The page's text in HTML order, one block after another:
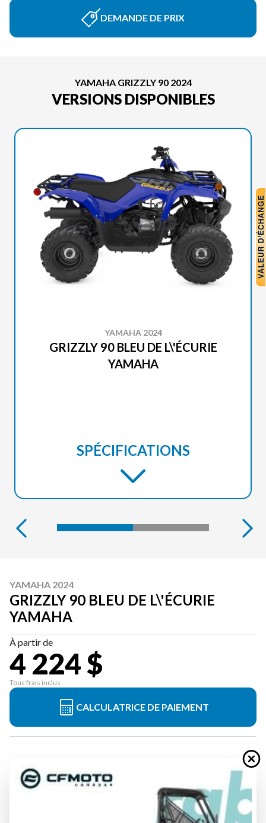
DEMANDE DE PRIX
YAMAHA GRIZZLY 90 2024
VERSIONS DISPONIBLES
YAMAHA 2024
GRIZZLY 90 BLEU DE L\'ÉCURIE
YAMAHA
SPÉCIFICATIONS
YAMAHA 2024
GRIZZLY 90 BLEU DE L\'ÉCURIE
YAMAHA
À partir de
4 224 $
Tous frais inclus
CALCULATRICE DE PAIEMENT